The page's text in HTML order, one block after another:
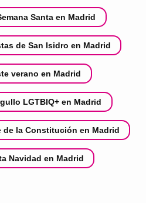
Santa en Madrid
de San Isidro en Madrid
verano en Madrid
LGTBIQ+ en Madrid
de la Constitución en Madrid
Navidad en Madrid